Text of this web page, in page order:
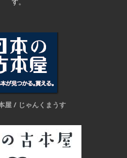
屋 / じゃんくまうす